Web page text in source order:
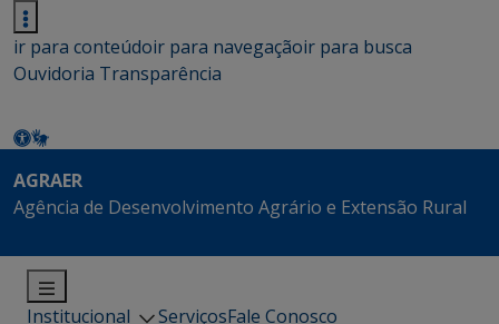
ir para conteúdoir para navegaçãoir para busca
Ouvidoria Transparência
AGRAER
Agência de Desenvolvimento Agrário e Extensão Rural
Institucional ServiçosFale Conosco